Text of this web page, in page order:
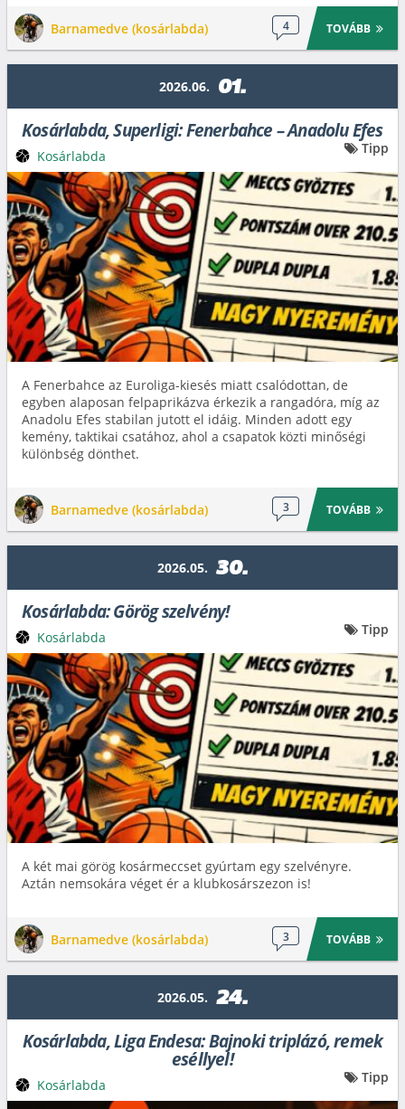
Barnamedve (kosárlabda) 4 TOVÁBB
2026.06. 01.
Kosárlabda, Superligi: Fenerbahce – Anadolu Efes
A Fenerbahce az Euroliga-kiesés miatt csalódottan, de
egyben alaposan felpaprikázva érkezik a rangadóra, míg az
Anadolu Efes stabilan jutott el idáig. Minden adott egy
kemény, taktikai csatához, ahol a csapatok közti minőségi
különbség dönthet.
Barnamedve (kosárlabda) 3 TOVÁBB
Kosárlabda Tipp
2026.05. 30.
Kosárlabda: Görög szelvény!
A két mai görög kosármeccset gyúrtam egy szelvényre.
Aztán nemsokára véget ér a klubkosárszezon is!
Barnamedve (kosárlabda) 3 TOVÁBB
Kosárlabda Tipp
2026.05. 24.
Kosárlabda, Liga Endesa: Bajnoki triplázó, remek
eséllyel!
Kosárlabda Tipp